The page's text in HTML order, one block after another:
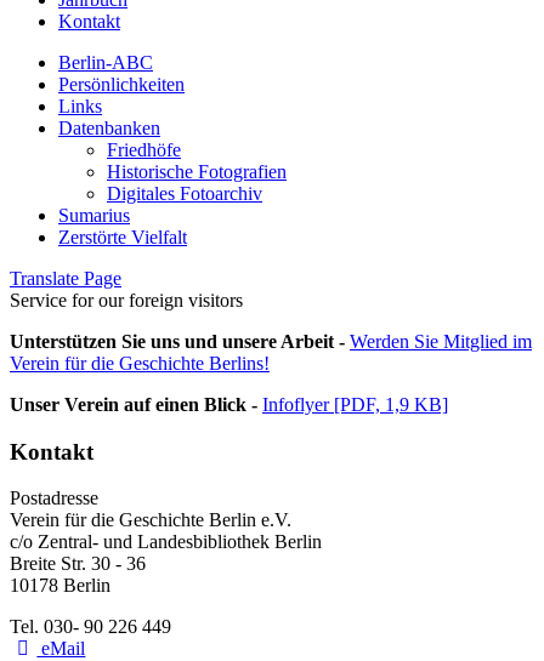
Kontakt
Berlin-ABC
Persönlichkeiten
Links
Datenbanken
Friedhöfe
Historische Fotografien
Digitales Fotoarchiv
Sumarius
Zerstörte Vielfalt
Translate Page
Service for our foreign visitors
Unterstützen Sie uns und unsere Arbeit - Werden Sie Mitglied im
Verein für die Geschichte Berlins!
Unser Verein auf einen Blick - Infoflyer [PDF, 1,9 KB]
Kontakt
Postadresse
Verein für die Geschichte Berlin e.V.
c/o Zentral- und Landesbibliothek Berlin
Breite Str. 30 - 36
10178 Berlin
Tel. 030- 90 226 449
eMail